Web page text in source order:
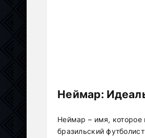
Неймар:
Неймар – имя, которое
бразильский